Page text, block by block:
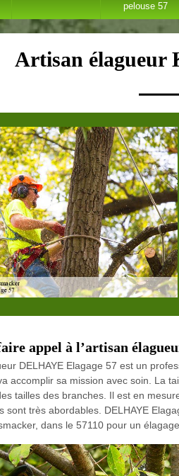
pelouse 57
Artisan élagueur
appel à l’artisan
DELHAYE Elagage 57 est un
accomplir sa mission avec soin. La
tailles des branches. Il est en
sont très abordables. DELHAYE
dans le 57110 pour un élagage